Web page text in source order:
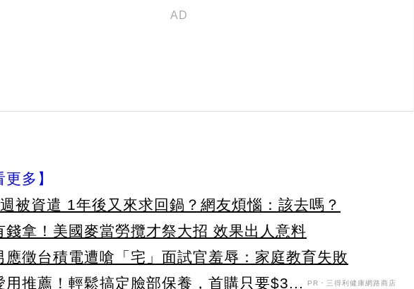
更多】
週被資遣 1年後又來求回鍋？網友煩惱：該去嗎？
錢拿！美國麥當勞攬才祭大招 效果出人意料
應徵台積電遭嗆「宅」面試官羞辱：家庭教育失敗
推薦！輕鬆搞定臉部保養，首購只要$3...
PR・三得利健康網路商店